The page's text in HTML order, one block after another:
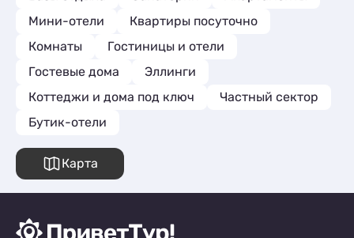
Мини-отели
Квартиры посуточно
Комнаты
Гостиницы и отели
Гостевые дома
Эллинги
Коттеджи и дома под ключ
Частный сектор
Бутик-отели
Карта